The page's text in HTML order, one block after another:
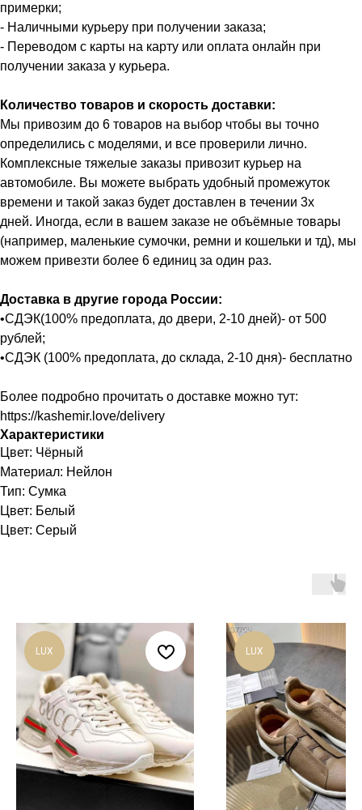
примерки;
- Наличными курьеру при получении заказа;
- Переводом с карты на карту или оплата онлайн при
получении заказа у курьера.
Количество товаров и скорость доставки:
Мы привозим до 6 товаров на выбор чтобы вы точно
определились с моделями, и все проверили лично.
Комплексные тяжелые заказы привозит курьер на
автомобиле. Вы можете выбрать удобный промежуток
времени и такой заказ будет доставлен в течении 3х
дней. Иногда, если в вашем заказе не объёмные товары
(например, маленькие сумочки, ремни и кошельки и тд), мы
можем привезти более 6 единиц за один раз.
Доставка в другие города России:
•СДЭК(100% предоплата, до двери, 2-10 дней)- от 500
рублей;
•СДЭК (100% предоплата, до склада, 2-10 дня)- бесплатно
Более подробно прочитать о доставке можно тут:
https://kashemir.love/delivery
Характеристики
Цвет: Чёрный
Материал: Нейлон
Тип: Сумка
Цвет: Белый
Цвет: Серый
LUX LUX